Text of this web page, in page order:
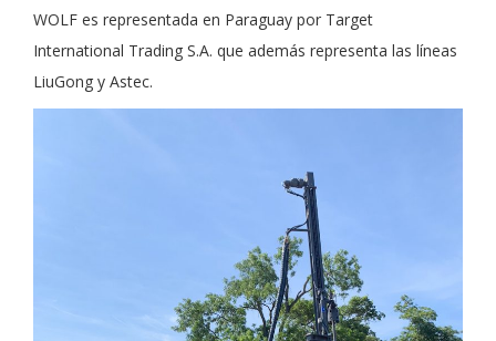
WOLF es representada en Paraguay por Target
International Trading S.A. que además representa las líneas
LiuGong y Astec.